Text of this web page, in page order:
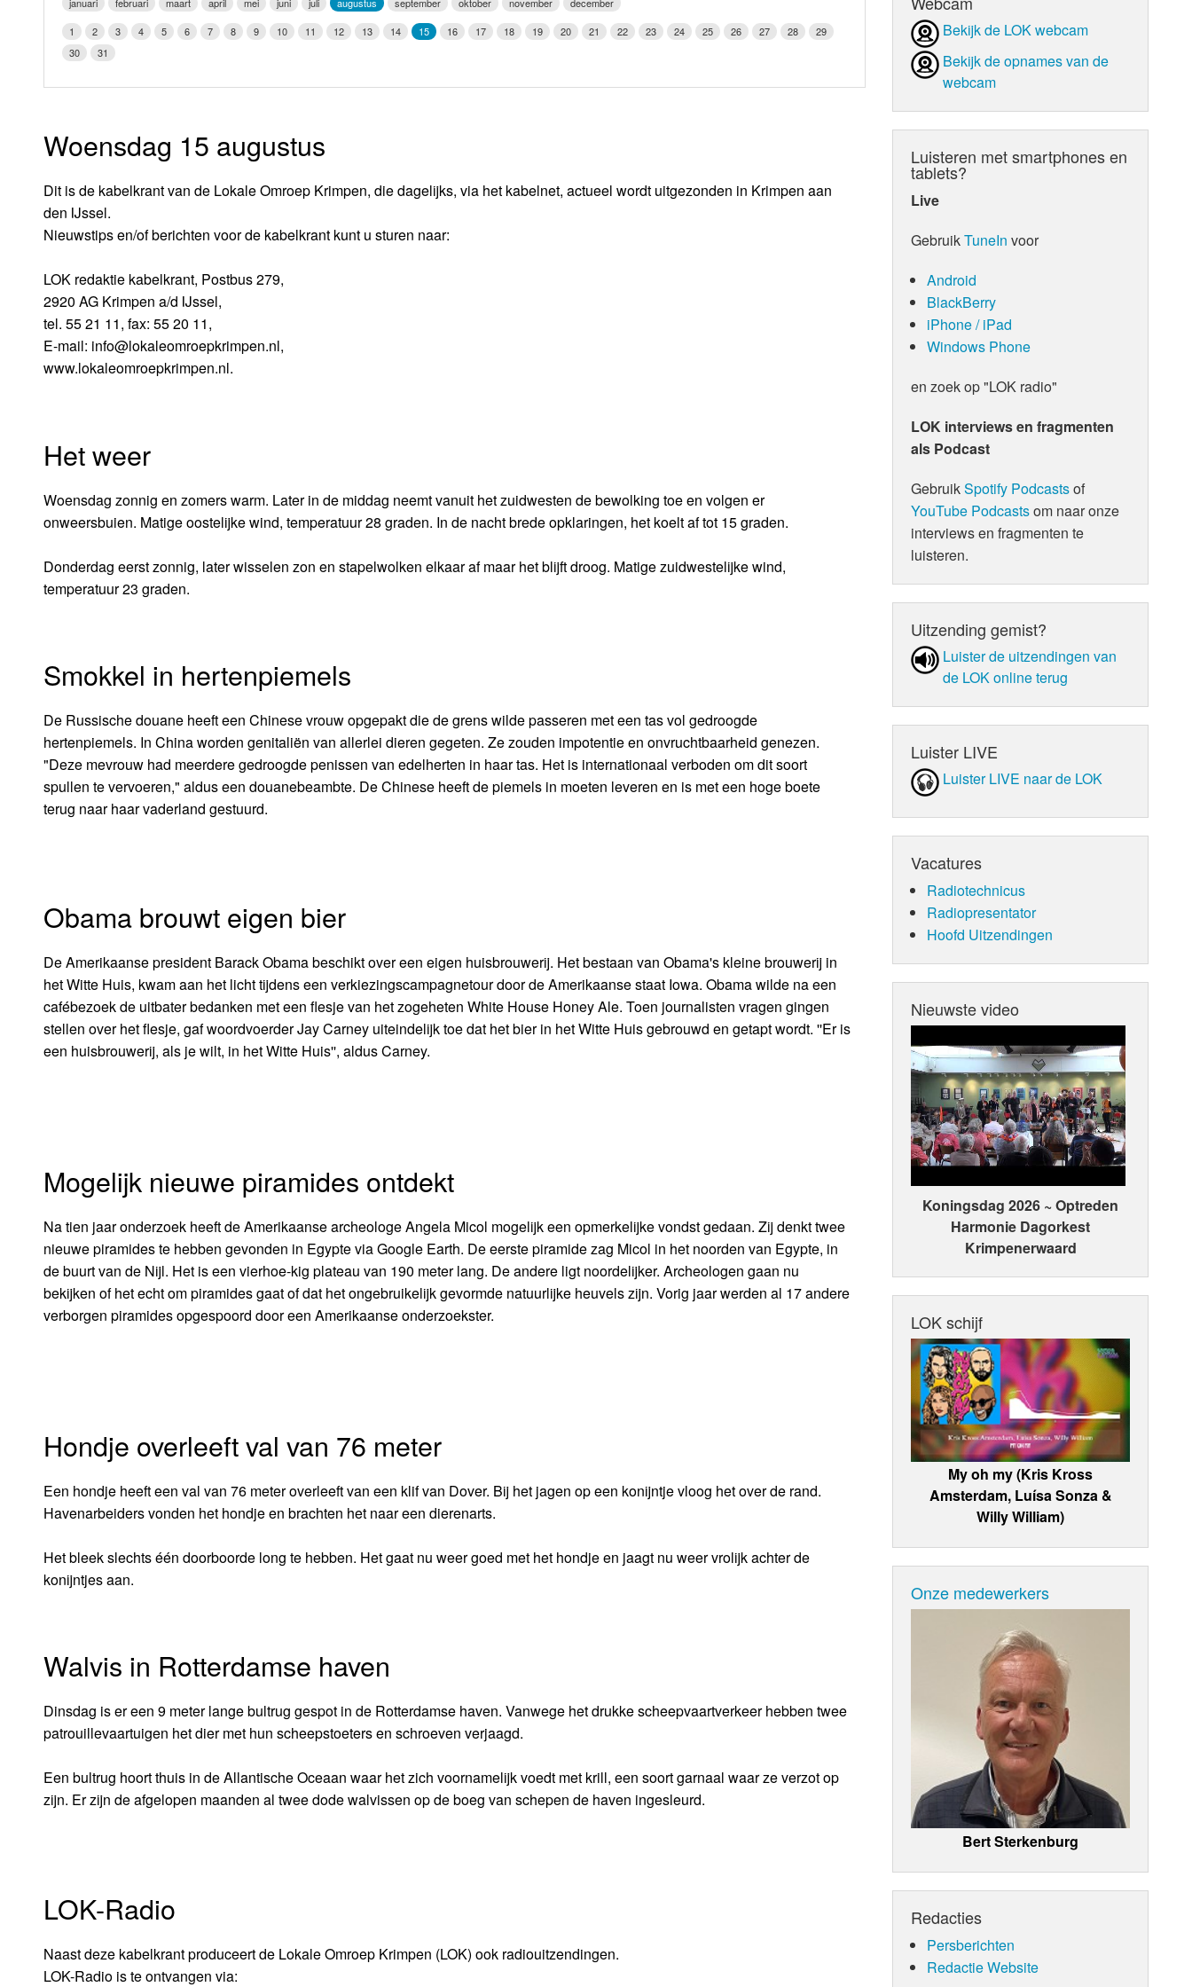
Vrijdag
LOK schijf
Oude LOK programma's
Weerman
1
2 3 4 5 6 7 8 9 10 11 12 13 14 15 16 17 18 19 20 21 22 23 24 25 26 27 28
29
30
31
Woensdag 15 augustus
Dit is de kabelkrant van de Lokale Omroep Krimpen, die dagelijks, via het kabelnet, actueel wordt uitgezonden in Krimpen aan
den IJssel.
Nieuwstips en/of berichten voor de kabelkrant kunt u sturen naar:
LOK redaktie kabelkrant, Postbus 279,
2920 AG Krimpen a/d IJssel,
tel. 55 21 11, fax: 55 20 11,
E-mail: info@lokaleomroepkrimpen.nl,
www.lokaleomroepkrimpen.nl.
Het weer
Woensdag zonnig en zomers warm. Later in de middag neemt vanuit het zuidwesten de bewolking toe en volgen er
onweersbuien. Matige oostelijke wind, temperatuur 28 graden. In de nacht brede opklaringen, het koelt af tot 15 graden.
Donderdag eerst zonnig, later wisselen zon en stapelwolken elkaar af maar het blijft droog. Matige zuidwestelijke wind,
temperatuur 23 graden.
Smokkel in hertenpiemels
De Russische douane heeft een Chinese vrouw opgepakt die de grens wilde passeren met een tas vol gedroogde
hertenpiemels. In China worden genitaliën van allerlei dieren gegeten. Ze zouden impotentie en onvruchtbaarheid genezen.
"Deze mevrouw had meerdere gedroogde penissen van edelherten in haar tas. Het is internationaal verboden om dit soort
spullen te vervoeren," aldus een douanebeambte. De Chinese heeft de piemels in moeten leveren en is met een hoge boete
terug naar haar vaderland gestuurd.
Obama brouwt eigen bier
De Amerikaanse president Barack Obama beschikt over een eigen huisbrouwerij. Het bestaan van Obama's kleine brouwerij in
het Witte Huis, kwam aan het licht tijdens een verkiezingscampagnetour door de Amerikaanse staat Iowa. Obama wilde na een
cafébezoek de uitbater bedanken met een flesje van het zogeheten White House Honey Ale. Toen journalisten vragen gingen
stellen over het flesje, gaf woordvoerder Jay Carney uiteindelijk toe dat het bier in het Witte Huis gebrouwd en getapt wordt. ''Er is
een huisbrouwerij, als je wilt, in het Witte Huis'', aldus Carney.
Mogelijk nieuwe piramides ontdekt
Na tien jaar onderzoek heeft de Amerikaanse archeologe Angela Micol mogelijk een opmerkelijke vondst gedaan. Zij denkt twee
nieuwe piramides te hebben gevonden in Egypte via Google Earth. De eerste piramide zag Micol in het noorden van Egypte, in
de buurt van de Nijl. Het is een vierhoe-kig plateau van 190 meter lang. De andere ligt noordelijker. Archeologen gaan nu
bekijken of het echt om piramides gaat of dat het ongebruikelijk gevormde natuurlijke heuvels zijn. Vorig jaar werden al 17 andere
verborgen piramides opgespoord door een Amerikaanse onderzoekster.
Hondje overleeft val van 76 meter
Een hondje heeft een val van 76 meter overleeft van een klif van Dover. Bij het jagen op een konijntje vloog het over de rand.
Havenarbeiders vonden het hondje en brachten het naar een dierenarts.
Het bleek slechts één doorboorde long te hebben. Het gaat nu weer goed met het hondje en jaagt nu weer vrolijk achter de
konijntjes aan.
Walvis in Rotterdamse haven
Dinsdag is er een 9 meter lange bultrug gespot in de Rotterdamse haven. Vanwege het drukke scheepvaartverkeer hebben twee
patrouillevaartuigen het dier met hun scheepstoeters en schroeven verjaagd.
Een bultrug hoort thuis in de Allantische Oceaan waar het zich voornamelijk voedt met krill, een soort garnaal waar ze verzot op
zijn. Er zijn de afgelopen maanden al twee dode walvissen op de boeg van schepen de haven ingesleurd.
LOK-Radio
Naast deze kabelkrant produceert de Lokale Omroep Krimpen (LOK) ook radiouitzendingen.
LOK-Radio is te ontvangen via:
Bekijk de LOK webcam
Bekijk de opnames van de
webcam
Luisteren met smartphones en
tablets?
Live
GebruikTuneIn voor
Android
BlackBerry
iPhone / iPad
Windows Phone
en zoek op "LOK radio"
LOK interviews en fragmenten
als Podcast
GebruikSpotify Podcastsof
YouTube Podcastsom naar onze
interviews en fragmenten te
luisteren.
Uitzending gemist?
Luister de uit­zen­din­gen van
de LOK online terug
Luister LIVE
Luister LIVE naar de LOK
Vacatures
Radiotechnicus
Radiopresentator
Hoofd Uitzendingen
Nieuwste video
Koningsdag 2026 ~ Optreden
Harmonie Dagorkest
Krimpenerwaard
LOK schijf
My oh my (Kris Kross
Amsterdam, Luísa Sonza &
Willy William)
Onze medewerkers
Bert Sterkenburg
Redacties
Persberichten
Redactie Website